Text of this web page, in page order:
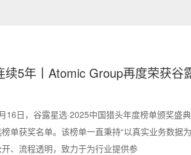
续5年丨Atomic Group再度荣获谷
16日，谷露星选·2025中国猎头年度榜单颁奖盛
单获奖名单。该榜单一直秉持“以真实业务数据
开、流程透明，致力于为行业提供参